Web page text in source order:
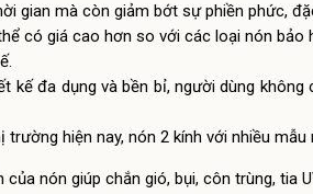
gian mà còn giảm bớt sự phiền phức,
có giá cao hơn so với các loại nón bảo
kế đa dụng và bền bỉ, người dùng
trường hiện nay, nón 2 kính với nhiều